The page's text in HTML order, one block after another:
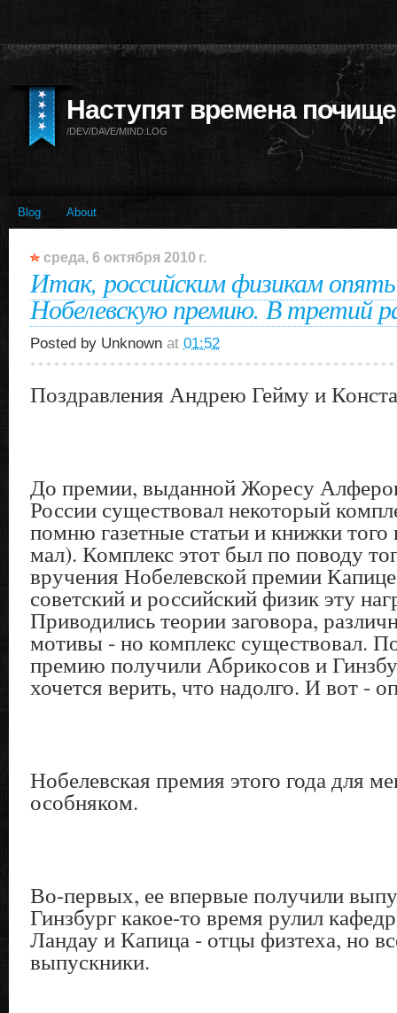
Наступят времена почище
/DEV/DAVE/MIND.LOG
Blog About
среда, 6 октября 2010 г.
Итак, российским физикам
Нобелевскую премию. В третий
Posted by Unknown at 01:52
Поздравления Андрею Гейму и
До премии, выданной Жоресу
России существовал некоторый
помню газетные статьи и книжки
мал). Комплекс этот был по поводу
вручения Нобелевской премии
советский и российский физик эту
Приводились теории заговора,
мотивы - но комплекс существовал.
премию получили Абрикосов и
хочется верить, что надолго. И вот -
Нобелевская премия этого года для
особняком.
Во-первых, ее впервые получили
Гинзбург какое-то время рулил
Ландау и Капица - отцы физтеха, но
выпускники.